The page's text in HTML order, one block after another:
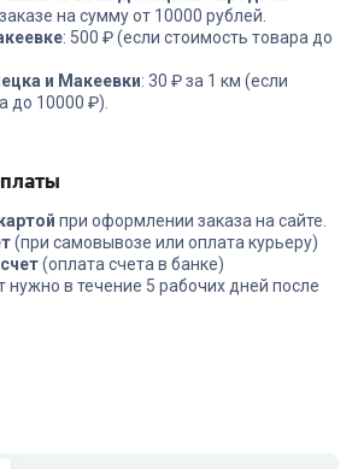
на сумму от 10000 рублей.
: 500 ₽ (если стоимость товара до
и Макеевки: 30 ₽ за 1 км (если
до 10000 ₽).
при оформлении заказа на сайте.
(при самовывозе или оплата курьеру)
(оплата счета в банке)
нужно в течение 5 рабочих дней после